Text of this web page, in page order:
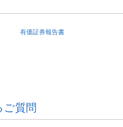
有価証券報告書
ご質問